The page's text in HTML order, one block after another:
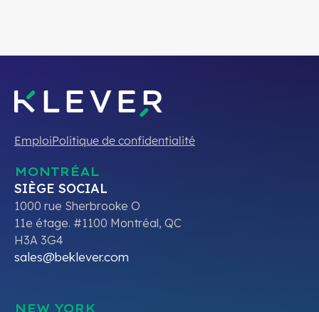
EmploiPolitique de confidentialité
MONTRÉAL
SIÈGE SOCIAL
1000 rue Sherbrooke O
11e étage. #1100 Montréal, QC
H3A 3G4
sales@beklever.com
NEW YORK